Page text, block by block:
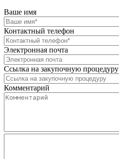
Ваше имя
Контактный телефон
Электронная почта
Ссылка на закупочную процедуру
Комментарий